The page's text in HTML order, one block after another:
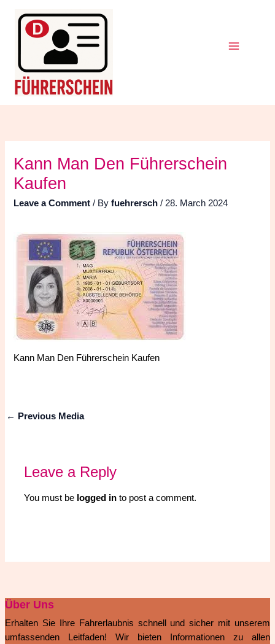
content
Kann Man Den Führerschein
Kaufen
Leave a Comment / Byfuehrersch/ 28. March 2024
Kann Man Den Führerschein Kaufen
← Previous Media
Leave a Reply
You must be logged in to post a comment.
Über Uns
Erhalten Sie Ihre Fahrerlaubnis schnell und sicher mit unserem
umfassenden Leitfaden! Wir bieten Informationen zu allen